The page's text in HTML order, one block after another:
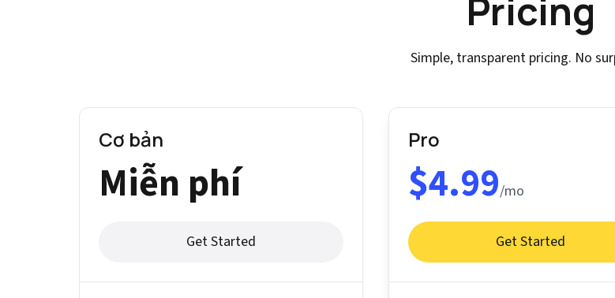
Pricing
Simple, transparent pricing. No
Cơ bản
Miễn phí
Get Started
Pro
$4.99/mo
Get Started